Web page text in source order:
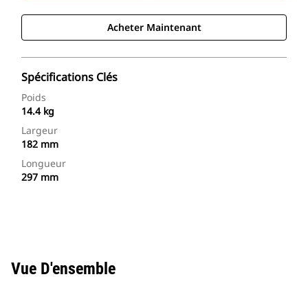
Acheter Maintenant
Spécifications Clés
Poids
14.4 kg
Largeur
182 mm
Longueur
297 mm
Vue D'ensemble